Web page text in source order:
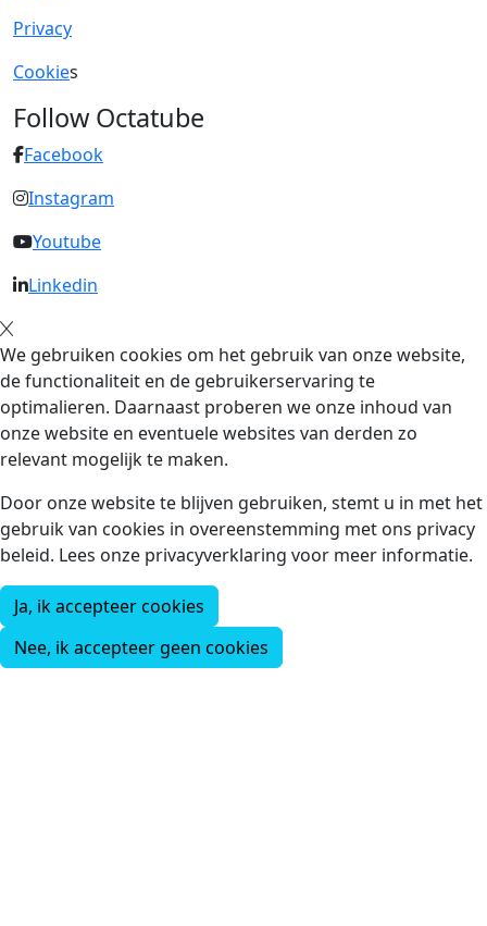
Privacy
Cookies
Follow Octatube
Facebook
Instagram
Youtube
Linkedin
We gebruiken cookies om het gebruik van onze website,
de functionaliteit en de gebruikerservaring te
optimalieren. Daarnaast proberen we onze inhoud van
onze website en eventuele websites van derden zo
relevant mogelijk te maken.
Door onze website te blijven gebruiken, stemt u in met het
gebruik van cookies in overeenstemming met ons privacy
beleid. Lees onze privacyverklaring voor meer informatie.
Ja, ik accepteer cookies
Nee, ik accepteer geen cookies